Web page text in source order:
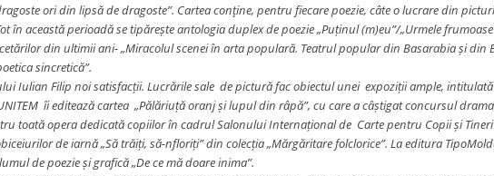
ori din lipsă de dragoste”. Cartea conţine, pentru fiecare poezie, câte o lucrare din
în această perioadă se tipărește antologia duplex de poezie „Puținul (m)eu”/„Urmele
din ultimii ani- „Miracolul scenei în arta populară. Teatrul popular din Basarabia și din
sincretică”.
Iulian Filip noi satisfacții. Lucrările sale de pictură fac obiectul unei expoziții ample, intitulată
îi editează cartea „Pălăriuță oranj și lupul din râpă”, cu care a câștigat concursul
toată opera dedicată copiilor în cadrul Salonului Internațional de Carte pentru Copii și
de iarnă „Să trăiți, să-nfloriți” din colecția „Mărgăritare folclorice”. La editura
de poezie și grafică „De ce mă doare inima”.